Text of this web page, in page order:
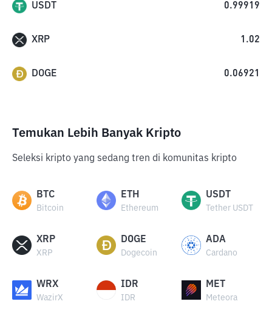
USDT 0.99919
XRP 1.02
DOGE 0.06921
Temukan Lebih Banyak Kripto
Seleksi kripto yang sedang tren di komunitas kripto
BTC
Bitcoin
ETH
Ethereum
USDT
Tether USDT
XRP
XRP
DOGE
Dogecoin
ADA
Cardano
WRX
WazirX
IDR
IDR
MET
Meteora